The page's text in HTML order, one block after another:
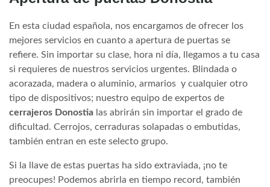
En esta ciudad española, nos encargamos de ofrecer los
mejores servicios en cuanto a apertura de puertas se
refiere. Sin importar su clase, hora ni día, llegamos a tu casa
si requieres de nuestros servicios urgentes. Blindada o
acorazada, madera o aluminio, armarios y cualquier otro
tipo de dispositivos; nuestro equipo de expertos de
cerrajeros Donostia las abrirán sin importar el grado de
dificultad. Cerrojos, cerraduras solapadas o embutidas,
también entran en este selecto grupo.
Si la llave de estas puertas ha sido extraviada, ¡no te
preocupes! Podemos abrirla en tiempo record, también